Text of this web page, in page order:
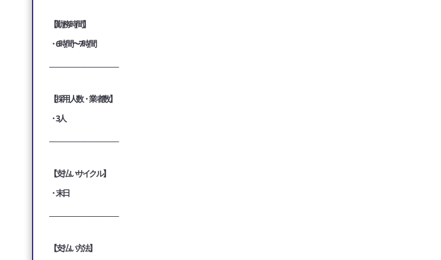
【勤務時間】
・6時間〜7時間
【採用人数・業者数】
・3人
【支払いサイクル】
・末日
【支払い方法】